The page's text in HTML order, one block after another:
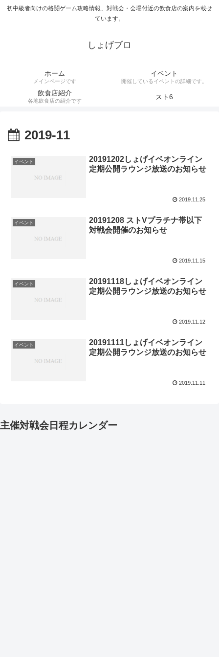
初中級者向けの格闘ゲーム攻略情報、対戦会・会場付近の飲食店の案内を載せ
ています。
しょげブロ
ホーム
メインページです
イベント
開催しているイベントの詳細です。
飲食店紹介
各地飲食店の紹介です スト6
2019-11
イベント
20191202しょげイベオンライン
定期公開ラウンジ放送のお知らせ
2019.11.25
イベント
20191208 ストVプラチナ帯以下
対戦会開催のお知らせ
2019.11.15
イベント
20191118しょげイベオンライン
定期公開ラウンジ放送のお知らせ
2019.11.12
イベント
20191111しょげイベオンライン
定期公開ラウンジ放送のお知らせ
2019.11.11
主催対戦会日程カレンダー